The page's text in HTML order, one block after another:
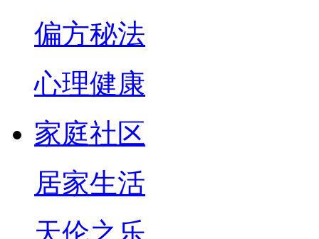
偏方秘法
心理健康
家庭社区
居家生活